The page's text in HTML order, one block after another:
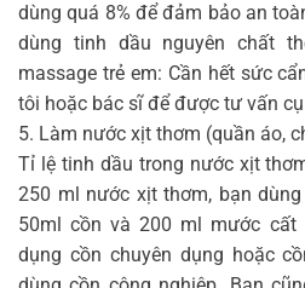
dùng quá 8% để đảm bảo an
dùng tinh dầu nguyên chất
massage trẻ em: Cần hết sức
tôi hoặc bác sĩ để được tư vấn
5. Làm nước xịt thơm (quần áo,
Tỉ lệ tinh dầu trong nước xịt
250 ml nước xịt thơm, bạn
50ml cồn và 200 ml mước cất
dụng cồn chuyên dụng hoặc